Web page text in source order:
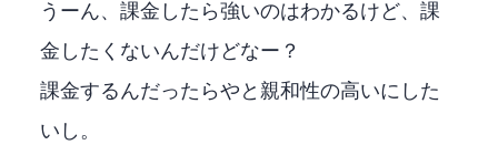
うーん、課金したら強いのはわかるけど、課
金したくないんだけどなー？
課金するんだったらVisualStudioやVisualStudioCodeと親和性の高いGithub Copilotにした
いし。